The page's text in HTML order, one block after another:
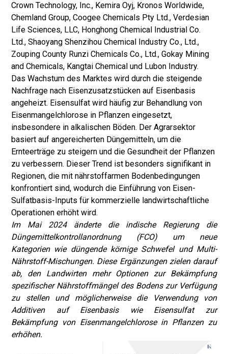
Crown Technology, Inc., Kemira Oyj, Kronos Worldwide,
Chemland Group, Coogee Chemicals Pty Ltd., Verdesian
Life Sciences, LLC, Honghong Chemical Industrial Co.
Ltd., Shaoyang Shenzihou Chemical Industry Co., Ltd.,
Zouping County Runzi Chemicals Co., Ltd., Gokay Mining
and Chemicals, Kangtai Chemical und Lubon Industry.
Das Wachstum des Marktes wird durch die steigende
Nachfrage nach Eisenzusatzstücken auf Eisenbasis
angeheizt. Eisensulfat wird häufig zur Behandlung von
Eisenmangelchlorose in Pflanzen eingesetzt,
insbesondere in alkalischen Böden. Der Agrarsektor
basiert auf angereicherten Düngemitteln, um die
Ernteerträge zu steigern und die Gesundheit der Pflanzen
zu verbessern. Dieser Trend ist besonders signifikant in
Regionen, die mit nährstoffarmen Bodenbedingungen
konfrontiert sind, wodurch die Einführung von Eisen-
Sulfatbasis-Inputs für kommerzielle landwirtschaftliche
Operationen erhöht wird.
Im Mai 2024 änderte die indische Regierung die
Düngemittelkontrollanordnung (FCO) um neue
Kategorien wie düngende körnige Schwefel und Multi-
Nährstoff-Mischungen. Diese Ergänzungen zielen darauf
ab, den Landwirten mehr Optionen zur Bekämpfung
spezifischer Nährstoffmängel des Bodens zur Verfügung
zu stellen und möglicherweise die Verwendung von
Additiven auf Eisenbasis wie Eisensulfat zur
Bekämpfung von Eisenmangelchlorose in Pflanzen zu
erhöhen.